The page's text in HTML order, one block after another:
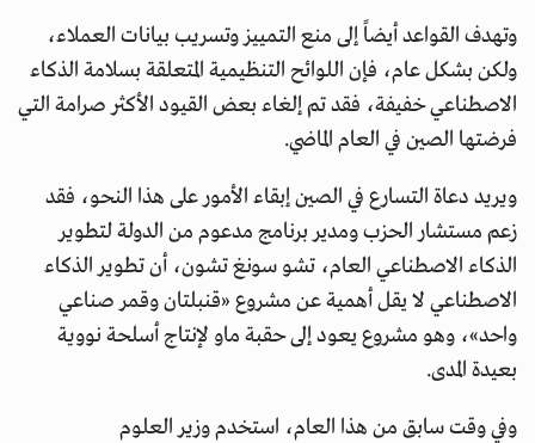
وتهدف القواعد أيضاً إلى منع التمييز وتسريب بيانات العملاء،
ولكن بشكل عام، فإن اللوائح التنظيمية المتعلقة بسلامة الذكاء
الاصطناعي خفيفة، فقد تم إلغاء بعض القيود الأكثر صرامة التي
فرضتها الصين في العام الماضي.
ويريد دعاة التسارع في الصين إبقاء الأمور على هذا النحو، فقد
زعم مستشار الحزب ومدير برنامج مدعوم من الدولة لتطوير
الذكاء الاصطناعي العام، تشو سونغ تشون، أن تطوير الذكاء
الاصطناعي لا يقل أهمية عن مشروع «قنبلتان وقمر صناعي
واحد»، وهو مشروع يعود إلى حقبة ماو لإنتاج أسلحة نووية
بعيدة المدى.
وفي وقت سابق من هذا العام، استخدم وزير العلوم